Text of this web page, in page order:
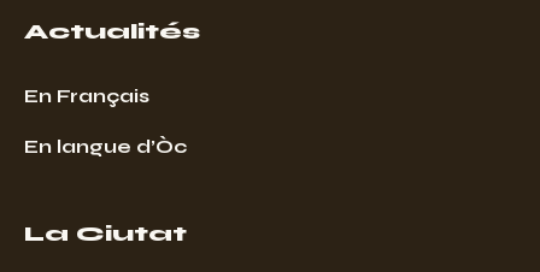
Actualités
En Français
En langue d’Òc
La Ciutat